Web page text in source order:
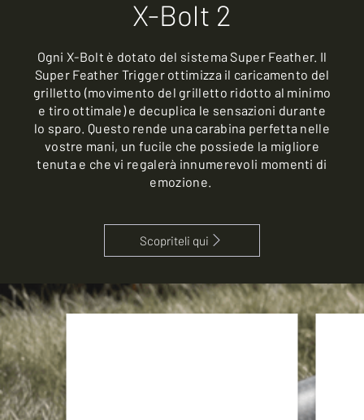
X-Bolt 2
Ogni X-Bolt è dotato del sistema Super Feather. Il
Super Feather Trigger ottimizza il caricamento del
grilletto (movimento del grilletto ridotto al minimo
e tiro ottimale) e decuplica le sensazioni durante
lo sparo. Questo rende una carabina perfetta nelle
vostre mani, un fucile che possiede la migliore
tenuta e che vi regalerà innumerevoli momenti di
emozione.
Scopriteli qui